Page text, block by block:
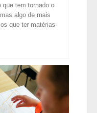
tem tornado o
algo de mais
que ter matérias-